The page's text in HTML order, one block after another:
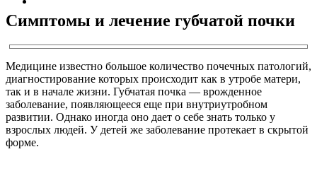
Симптомы и лечение губчатой почки
Медицине известно большое количество почечных патологий,
диагностирование которых происходит как в утробе матери,
так и в начале жизни. Губчатая почка — врожденное
заболевание, появляющееся еще при внутриутробном
развитии. Однако иногда оно дает о себе знать только у
взрослых людей. У детей же заболевание протекает в скрытой
форме.